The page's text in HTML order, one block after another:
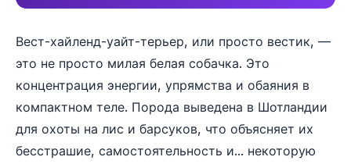
Вест-хайленд-уайт-терьер, или просто вестик, —
это не просто милая белая собачка. Это
концентрация энергии, упрямства и обаяния в
компактном теле. Порода выведена в Шотландии
для охоты на лис и барсуков, что объясняет их
бесстрашие, самостоятельность и... некоторую